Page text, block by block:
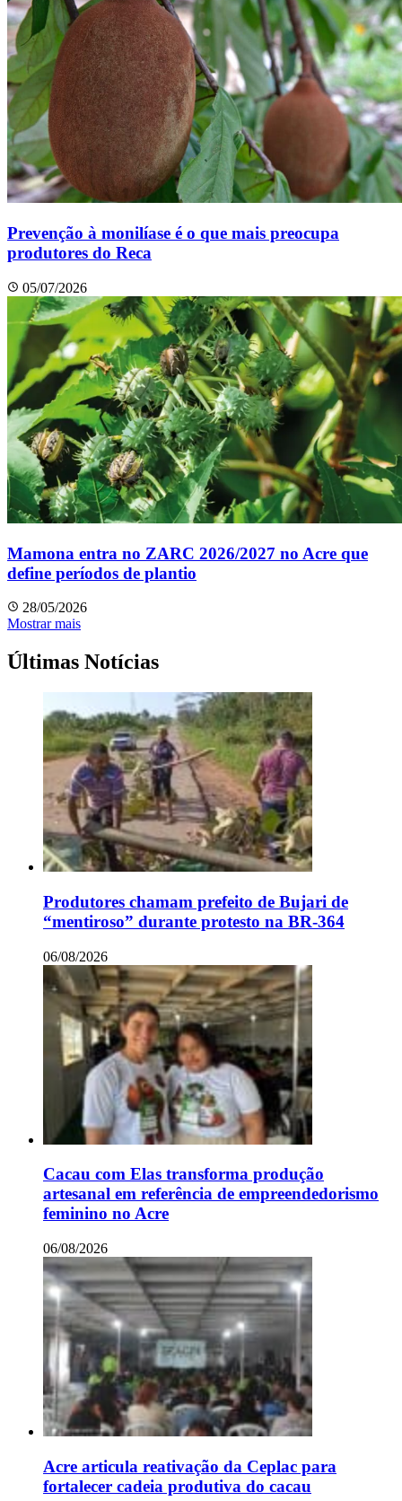
Prevenção à monilíase é o que mais preocupa
produtores do Reca
05/07/2026
Mamona entra no ZARC 2026/2027 no Acre que
define períodos de plantio
28/05/2026
Mostrar mais
Últimas Notícias
Produtores chamam prefeito de Bujari de
“mentiroso” durante protesto na BR-364
06/08/2026
Cacau com Elas transforma produção
artesanal em referência de empreendedorismo
feminino no Acre
06/08/2026
Acre articula reativação da Ceplac para
fortalecer cadeia produtiva do cacau